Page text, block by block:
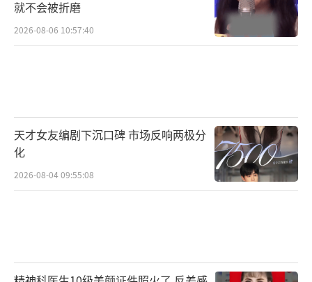
就不会被折磨
2026-08-06 10:57:40
天才女友编剧下沉口碑 市场反响两极分
化
2026-08-04 09:55:08